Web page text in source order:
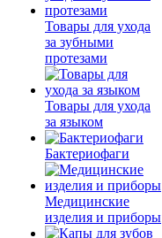
Товары для ухода
за зубными
протезами
Товары для ухода
за языком
Бактериофаги
Медицинские
изделия и приборы